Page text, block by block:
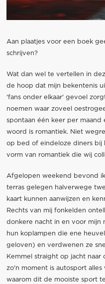
Aan plaatjes voor een boek
schrijven?
Wat dan wel te vertellen in
de hoop dat mijn bekentenis
'fans onder elkaar' gevoel
noemen waar zoveel
spontaan één keer per maand
woord is romantiek. Niet
op bed of eindeloze diners bij
vorm van romantiek die wij
Afgelopen weekend bevond
terras gelegen halverwege
kaart kunnen aanwijzen en
Rechts van mij fonkelden
donkere nacht in en voor mijn
hun koplampen die ene
geloven) en verdwenen ze
Kemmel straight op jacht naar
zo'n moment is autosport
waarom dit de mooiste sport